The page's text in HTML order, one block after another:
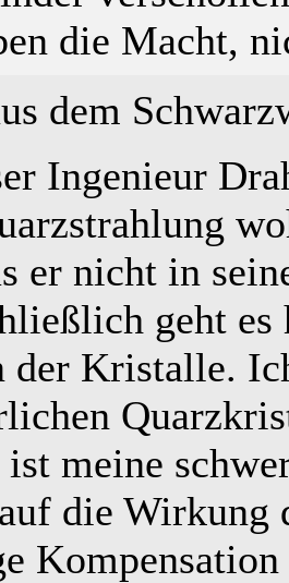
die Macht,
dem
Ingenieur
er nicht in
geht
der Kristalle.
meine
die